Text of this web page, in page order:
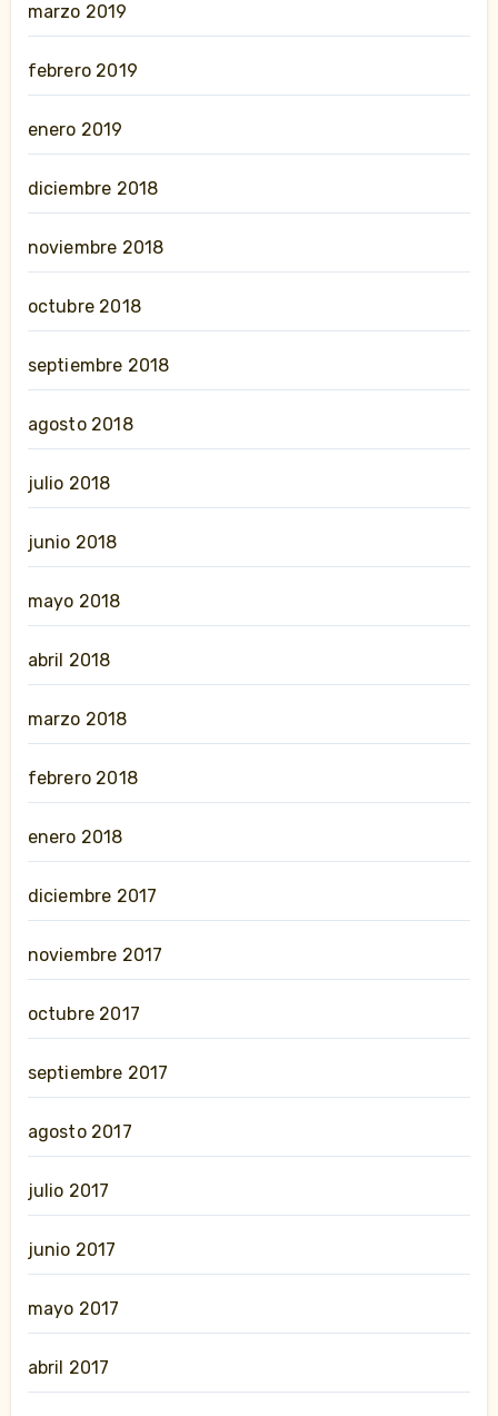
marzo 2019
febrero 2019
enero 2019
diciembre 2018
noviembre 2018
octubre 2018
septiembre 2018
agosto 2018
julio 2018
junio 2018
mayo 2018
abril 2018
marzo 2018
febrero 2018
enero 2018
diciembre 2017
noviembre 2017
octubre 2017
septiembre 2017
agosto 2017
julio 2017
junio 2017
mayo 2017
abril 2017